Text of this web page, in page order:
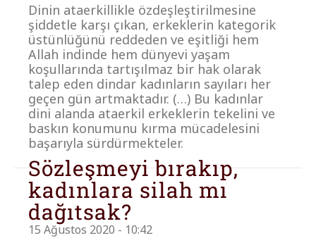
Dinin ataerkillikle özdeşleştirilmesine
şiddetle karşı çıkan, erkeklerin kategorik
üstünlüğünü reddeden ve eşitliği hem
Allah indinde hem dünyevi yaşam
koşullarında tartışılmaz bir hak olarak
talep eden dindar kadınların sayıları her
geçen gün artmaktadır. (…) Bu kadınlar
dini alanda ataerkil erkeklerin tekelini ve
baskın konumunu kırma mücadelesini
başarıyla sürdürmekteler.
Sözleşmeyi bırakıp,
kadınlara silah mı
dağıtsak?
15 Ağustos 2020 - 10:42